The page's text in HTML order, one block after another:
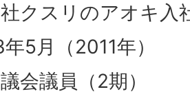
クスリのアオキ入
5月（2011年）
会議員（2期）